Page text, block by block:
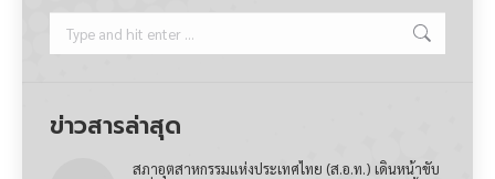
ข่าวสารล่าสุด
สภาอุตสาหกรรมแห่งประเทศไทย (ส.อ.ท.) เดินหน้าขับ